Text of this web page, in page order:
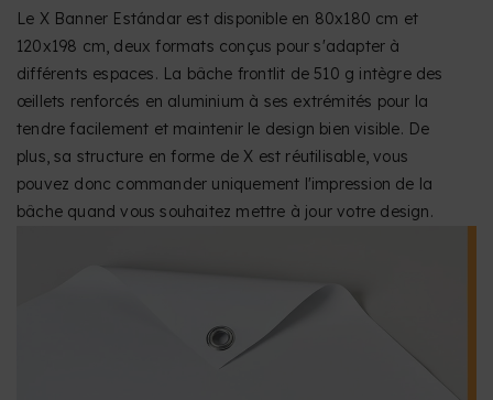
Le X Banner Estándar est disponible en 80x180 cm et
120x198 cm, deux formats conçus pour s'adapter à
différents espaces. La bâche frontlit de 510 g intègre des
œillets renforcés en aluminium à ses extrémités pour la
tendre facilement et maintenir le design bien visible. De
plus, sa structure en forme de X est réutilisable, vous
pouvez donc commander uniquement l'impression de la
bâche quand vous souhaitez mettre à jour votre design.